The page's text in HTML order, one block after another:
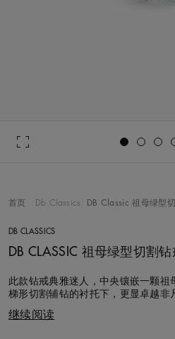
首页 Db Classics DB Classic 祖母绿型
DB CLASSICS
DB CLASSIC 祖母绿型切割
此款钻戒典雅迷人，中央镶嵌一颗祖
梯形切割辅钻的衬托下，更显卓越非
由戴比尔斯钻石专家团队切割、抛光
继续阅读